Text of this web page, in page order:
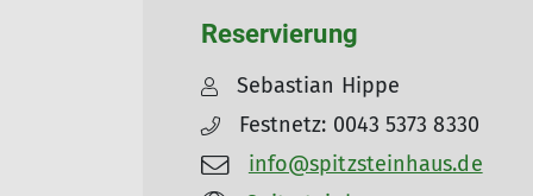
Reservierung
Sebastian Hippe
Festnetz: 0043 5373 8330
info@spitzsteinhaus.de